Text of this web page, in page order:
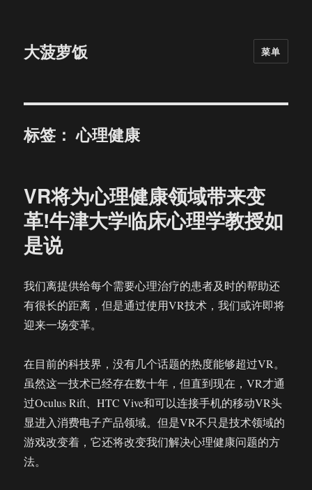
大菠萝饭 菜单
标签：心理健康
VR将为心理健康领域带来变
革!牛津大学临床心理学教授如
是说
我们离提供给每个需要心理治疗的患者及时的帮助还
有很长的距离，但是通过使用VR技术，我们或许即将
迎来一场变革。
在目前的科技界，没有几个话题的热度能够超过VR。
虽然这一技术已经存在数十年，但直到现在，VR才通
过Oculus Rift、HTC Vive和可以连接手机的移动VR头
显进入消费电子产品领域。但是VR不只是技术领域的
游戏改变着，它还将改变我们解决心理健康问题的方
法。